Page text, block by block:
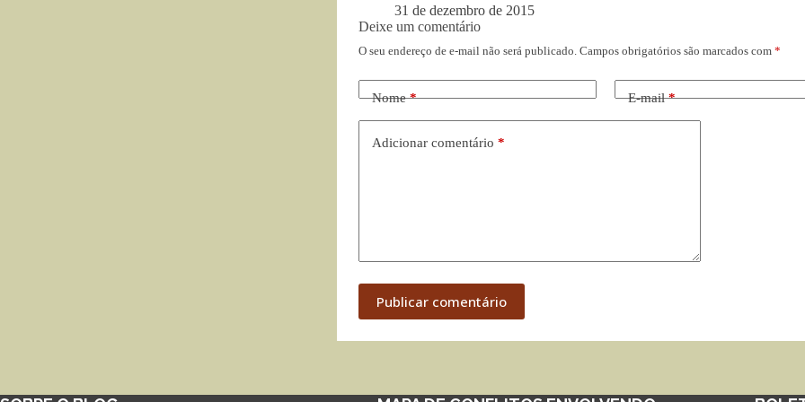
31 de dezembro de 2015
Deixe um comentário
O seu endereço de e-mail não será publicado. Campos obrigatórios são marcados com *
Nome* E-mail*
Adicionar comentário *
Publicar comentário